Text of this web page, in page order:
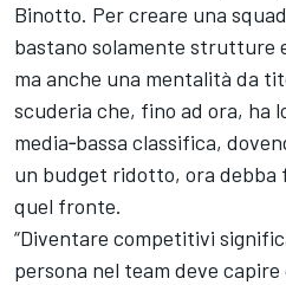
Binotto. Per creare una
bastano solamente strutture
ma anche una mentalità da
scuderia che, fino ad ora, ha
media‑bassa classifica,
un budget ridotto, ora debba
quel fronte.
“Diventare competitivi
persona nel team deve